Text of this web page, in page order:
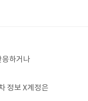
응하거나
정보 X계정은